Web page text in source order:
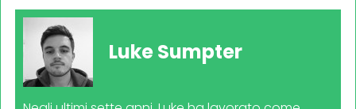
Luke Sumpter